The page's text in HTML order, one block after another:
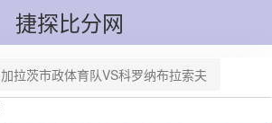
捷探比分网
加拉茨市政体育队VS科罗纳布拉索夫